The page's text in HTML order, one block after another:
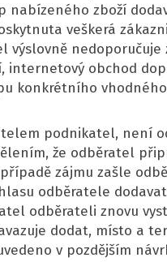
nabízeného zboží
veškerá
výslovně
internetový obchod
konkrétního
podnikatel, není
že odběratel
zájmu zašle
odběratele
odběrateli znovu
dodat, místo a
v pozdějším